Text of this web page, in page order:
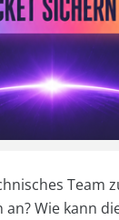
Team
Wie kann